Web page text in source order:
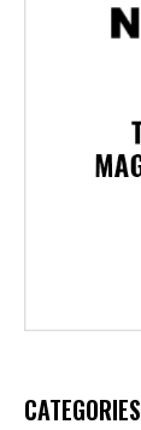
CATEGORIES